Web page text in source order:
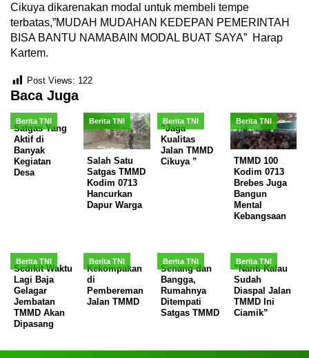
Cikuya dikarenakan modal untuk membeli tempe
terbatas,”MUDAH MUDAHAN KEDEPAN PEMERINTAH
BISA BANTU NAMABAIN MODAL BUAT SAYA” Harap
Kartem.
Post Views: 122
Baca Juga
Berita TNI
Satgas Yang
Aktif di
Banyak
Kegiatan
Desa
Berita TNI
Salah Satu
Satgas TMMD
Kodim 0713
Hancurkan
Dapur Warga
Berita TNI
”Jaga
Kualitas
Jalan TMMD
Cikuya ”
Berita TNI
TMMD 100
Kodim 0713
Brebes Juga
Bangun
Mental
Kebangsaan
Berita TNI
Sedikit Waktu
Lagi Baja
Gelagar
Jembatan
TMMD Akan
Dipasang
Berita TNI
Kekompakan
di
Pembereman
Jalan TMMD
Berita TNI
Senang dan
Bangga,
Rumahnya
Ditempati
Satgas TMMD
Berita TNI
”Nanti Kalau
Sudah
Diaspal Jalan
TMMD Ini
Ciamik”